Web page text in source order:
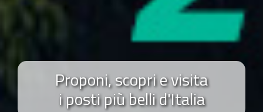
Proponi, scopri e visita
i posti più belli d'Italia